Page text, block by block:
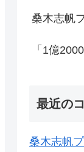
桑木志帆
「1億
最近の
桑木志帆